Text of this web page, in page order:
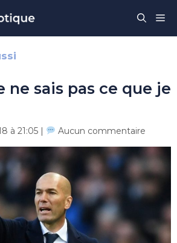
ne sais pas ce que je
à 21:05 | Aucun commentaire